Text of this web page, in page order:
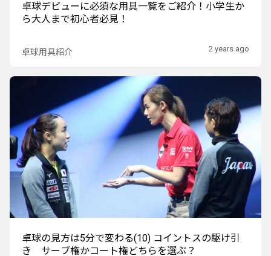
卓球デビューに必須な用具一覧をご紹介！小学生か
ら大人まで初心者必見！
卓球用具紹介 2 years ago
卓球の見方は5分で変わる(10) コイントスの駆け引
き サーブ権かコート権どちらを選ぶ？